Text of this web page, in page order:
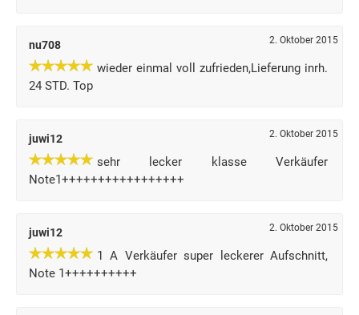
nu708 2. Oktober 2015
wieder einmal voll zufrieden,Lieferung inrh.
24 STD. Top
juwi12 2. Oktober 2015
sehr lecker klasse Verkäufer
Note1+++++++++++++++++
juwi12 2. Oktober 2015
1 A Verkäufer super leckerer Aufschnitt,
Note 1++++++++++